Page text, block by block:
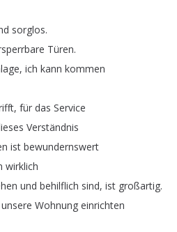
sorglos.
Türen.
, ich kann kommen
, für das Service
Verständnis
ist bewundernswert
wirklich
und behilflich sind, ist großartig.
unsere Wohnung einrichten